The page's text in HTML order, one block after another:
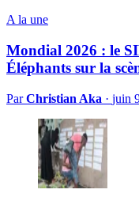
A la une
Mondial 2026 : le
Éléphants sur la
ParChristian Aka · juin